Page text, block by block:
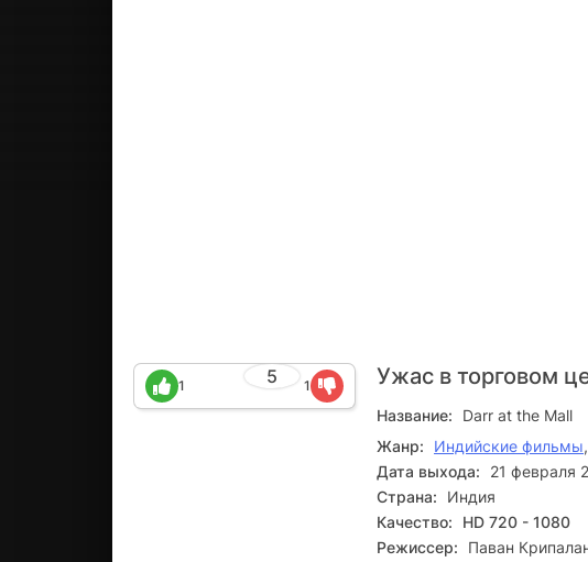
Ужас в торговом
5
1 1
Название: Darr at the Mall
Жанр: Индийские фильмы,
Дата выхода:
21 февраля
Страна:
Индия
Качество:
HD 720 - 1080
Режиссер:
Паван